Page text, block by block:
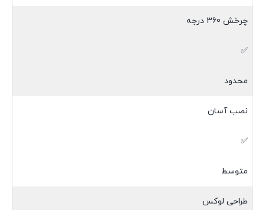
چرخش 360 درجه
✅
محدود
نصب آسان
✅
متوسط
طراحی لوکس